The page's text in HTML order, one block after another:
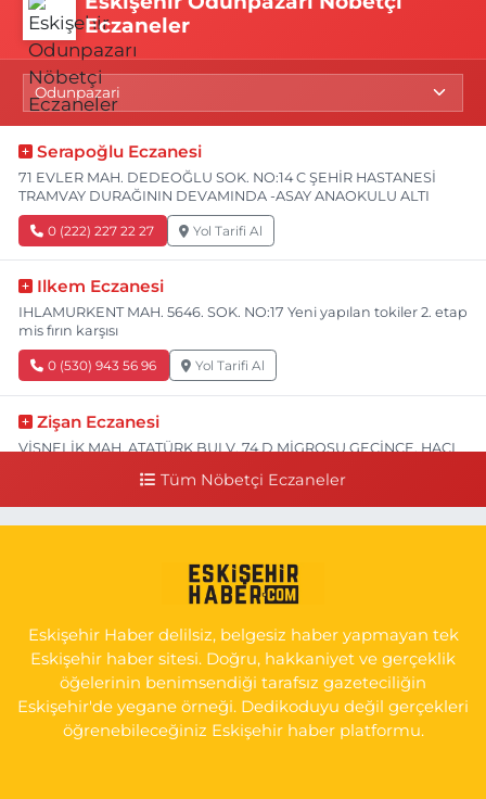
Eczaneler
Serapoğlu Eczanesi
71 EVLER MAH. DEDEOĞLU SOK. NO:14 C ŞEHİR HASTANESİ
TRAMVAY DURAĞININ DEVAMINDA -ASAY ANAOKULU ALTI
0 (222) 227 22 27 Yol Tarifi Al
Ilkem Eczanesi
IHLAMURKENT MAH. 5646. SOK. NO:17 Yeni yapılan tokiler 2. etap
mis fırın karşısı
0 (530) 943 56 96 Yol Tarifi Al
Zişan Eczanesi
VİŞNELİK MAH. ATATÜRK BULV. 74 D MİGROSU GEÇİNCE, HACI
KIRMIZITOPRAK MAH.ERCAN SOK. NO:14 C ESKİ HAVA
HASTANESİ POLİKLİNİK KAPISI KARŞISI
0 (222) 240 55 11 Yol Tarifi Al
Tüm Nöbetçi Eczaneler
Eskişehir Haber delilsiz, belgesiz haber yapmayan tek
Eskişehir haber sitesi. Doğru, hakkaniyet ve gerçeklik
öğelerinin benimsendiği tarafsız gazeteciliğin
Eskişehir'de yegane örneği. Dedikoduyu değil gerçekleri
öğrenebileceğiniz Eskişehir haber platformu.